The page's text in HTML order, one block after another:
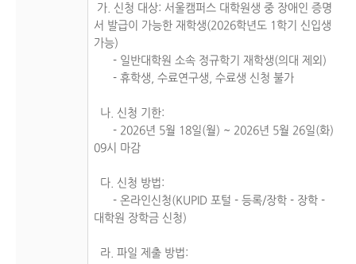
가. 신청 대상: 서울캠퍼스 대학원생 중 장애인 증명
서 발급이 가능한 재학생(2026학년도 1학기 신입생
가능)
- 일반대학원 소속 정규학기 재학생(의대 제외)
- 휴학생, 수료연구생, 수료생 신청 불가
나. 신청 기한:
- 2026년 5월 18일(월) ~ 2026년 5월 26일(화)
09시 마감
다. 신청 방법:
- 온라인신청(KUPID 포털 - 등록/장학 - 장학 -
대학원 장학금 신청)
라. 파일 제출 방법: